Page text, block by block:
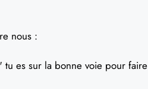
nous :
es sur la bonne voie pour faire